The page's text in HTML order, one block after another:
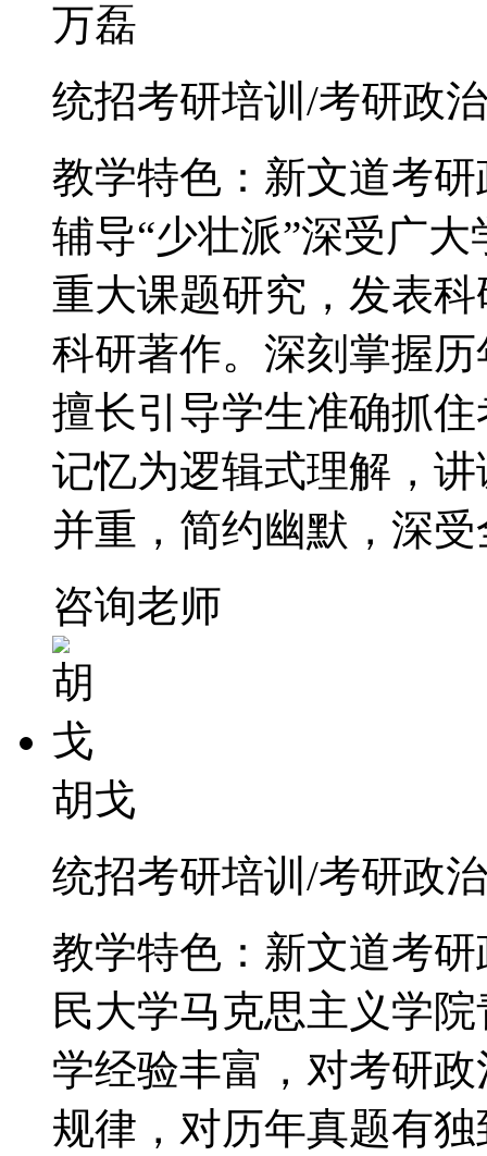
万磊
统招考研培训/考研政
教学特色：新文道考
辅导“少壮派”深受广
重大课题研究，发表
科研著作。深刻掌握
擅长引导学生准确抓
记忆为逻辑式理解，
并重，简约幽默，深
咨询老师
胡戈
统招考研培训/考研政
教学特色：新文道考
民大学马克思主义学
学经验丰富，对考研
规律，对历年真题有